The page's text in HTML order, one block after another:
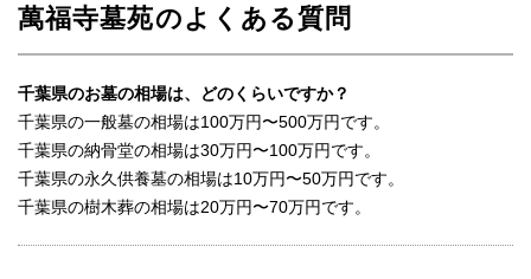
萬福寺墓苑のよくある質問
千葉県のお墓の相場は、どのくらいですか？
千葉県の一般墓の相場は100万円〜500万円です。
千葉県の納骨堂の相場は30万円〜100万円です。
千葉県の永久供養墓の相場は10万円〜50万円です。
千葉県の樹木葬の相場は20万円〜70万円です。